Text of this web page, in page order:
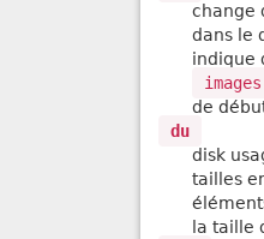
change
dans le
indique
images
de
du
disk
tailles
la taille